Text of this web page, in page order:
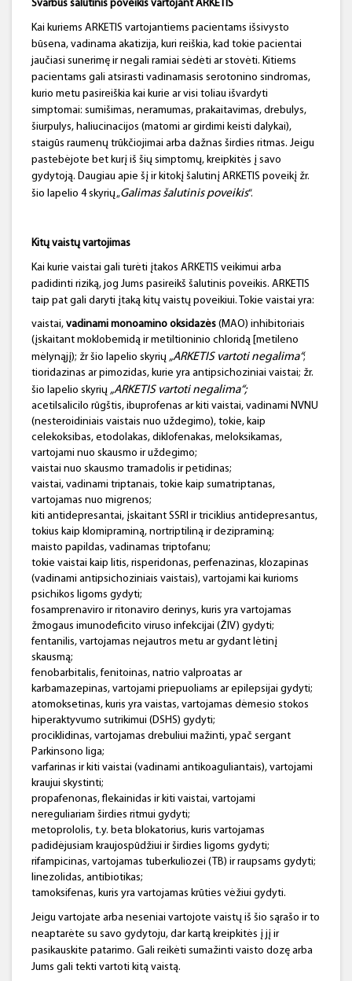
Svarbus šalutinis poveikis vartojant ARKETIS
Kai kuriems ARKETIS vartojantiems pacientams išsivysto
būsena, vadinama akatizija, kuri reiškia, kad tokie pacientai
jaučiasi sunerimę ir negali ramiai sėdėti ar stovėti. Kitiems
pacientams gali atsirasti vadinamasis serotonino sindromas,
kurio metu pasireiškia kai kurie ar visi toliau išvardyti
simptomai: sumišimas, neramumas, prakaitavimas, drebulys,
šiurpulys, haliucinacijos (matomi ar girdimi keisti dalykai),
staigūs raumenų trūkčiojimai arba dažnas širdies ritmas. Jeigu
pastebėjote bet kurį iš šių simptomų, kreipkitės į savo
gydytoją. Daugiau apie šį ir kitokį šalutinį ARKETIS poveikį žr.
šio lapelio 4 skyrių „Galimas šalutinis poveikis“.
Kitų vaistų vartojimas
Kai kurie vaistai gali turėti įtakos ARKETIS veikimui arba
padidinti riziką, jog Jums pasireikš šalutinis poveikis. ARKETIS
taip pat gali daryti įtaką kitų vaistų poveikiui. Tokie vaistai yra:
vaistai, vadinami monoamino oksidazės (MAO) inhibitoriais
(įskaitant moklobemidą ir metiltioninio chloridą [metileno
mėlynąjį); žr šio lapelio skyrių „ARKETIS vartoti negalima“;
tioridazinas ar pimozidas, kurie yra antipsichoziniai vaistai; žr.
šio lapelio skyrių „ARKETIS vartoti negalima“;
acetilsalicilo rūgštis, ibuprofenas ar kiti vaistai, vadinami NVNU
(nesteroidiniais vaistais nuo uždegimo), tokie, kaip
celekoksibas, etodolakas, diklofenakas, meloksikamas,
vartojami nuo skausmo ir uždegimo;
vaistai nuo skausmo tramadolis ir petidinas;
vaistai, vadinami triptanais, tokie kaip sumatriptanas,
vartojamas nuo migrenos;
kiti antidepresantai, įskaitant SSRI ir triciklius antidepresantus,
tokius kaip klomipraminą, nortriptiliną ir dezipraminą;
maisto papildas, vadinamas triptofanu;
tokie vaistai kaip litis, risperidonas, perfenazinas, klozapinas
(vadinami antipsichoziniais vaistais), vartojami kai kurioms
psichikos ligoms gydyti;
fosamprenaviro ir ritonaviro derinys, kuris yra vartojamas
žmogaus imunodeficito viruso infekcijai (ŽIV) gydyti;
fentanilis, vartojamas nejautros metu ar gydant lėtinį
skausmą;
fenobarbitalis, fenitoinas, natrio valproatas ar
karbamazepinas, vartojami priepuoliams ar epilepsijai gydyti;
atomoksetinas, kuris yra vaistas, vartojamas dėmesio stokos
hiperaktyvumo sutrikimui (DSHS) gydyti;
prociklidinas, vartojamas drebuliui mažinti, ypač sergant
Parkinsono liga;
varfarinas ir kiti vaistai (vadinami antikoaguliantais), vartojami
kraujui skystinti;
propafenonas, flekainidas ir kiti vaistai, vartojami
nereguliariam širdies ritmui gydyti;
metoprololis, t.y. beta blokatorius, kuris vartojamas
padidėjusiam kraujospūdžiui ir širdies ligoms gydyti;
rifampicinas, vartojamas tuberkuliozei (TB) ir raupsams gydyti;
linezolidas, antibiotikas;
tamoksifenas, kuris yra vartojamas krūties vėžiui gydyti.
Jeigu vartojate arba neseniai vartojote vaistų iš šio sąrašo ir to
neaptarėte su savo gydytoju, dar kartą kreipkitės į jį ir
pasikauskite patarimo. Gali reikėti sumažinti vaisto dozę arba
Jums gali tekti vartoti kitą vaistą.